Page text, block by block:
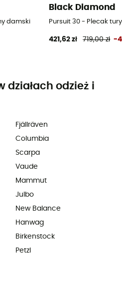
damski
Black Diamond
Pursuit 30 - Plecak
421,62 zł 719,00 zł -
działach odzież i
Fjällräven
Columbia
Scarpa
Vaude
Mammut
Julbo
New Balance
Hanwag
Birkenstock
Petzl